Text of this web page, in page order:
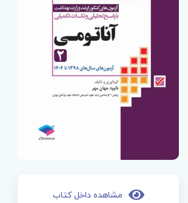
مشاهده داخل کتاب